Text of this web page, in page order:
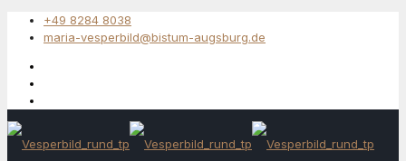
+49 8284 8038
maria-vesperbild@bistum-augsburg.de